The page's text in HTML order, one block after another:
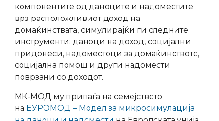
компонентите од даноците и надоместите
врз расположливиот доход на
домаќинствата, симулирајќи ги следните
инструменти: даноци на доход, социјални
придонеси, надоместоци за домаќинството,
социјална помош и други надомести
поврзани со доходот.
МК-МОД му припаѓа на семејството
на ЕУРОМОД – Модел за микросимулација